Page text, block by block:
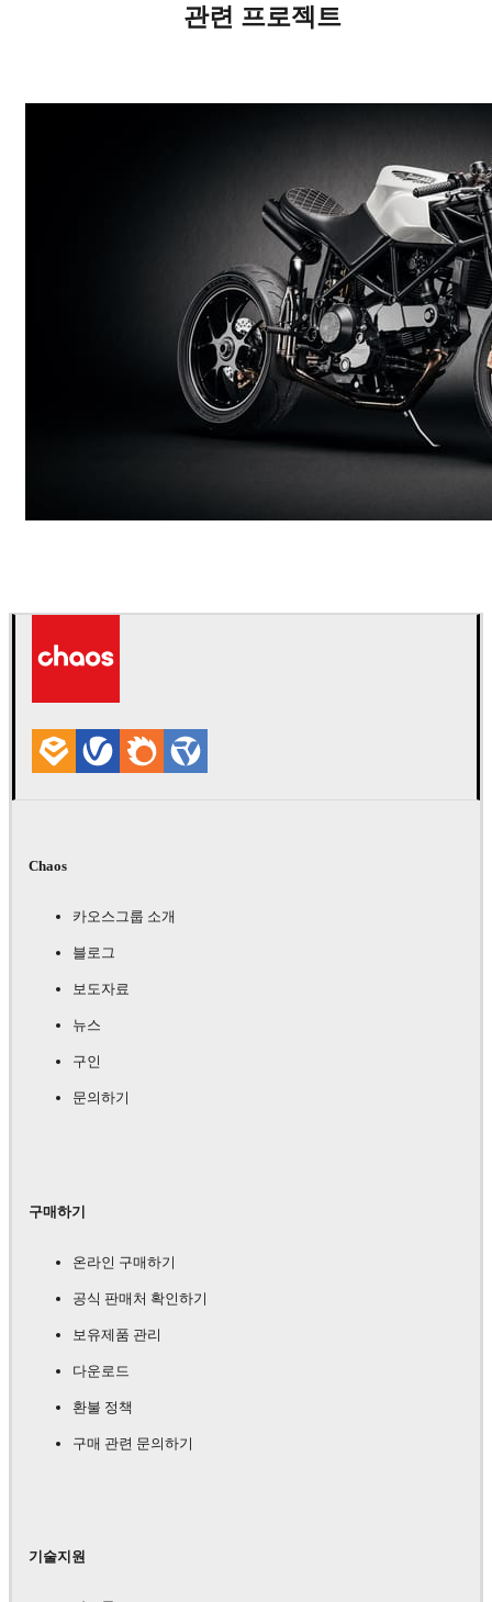
관련 프로젝트
Chaos
카오스그룹 소개
블로그
보도자료
뉴스
구인
문의하기
구매하기
온라인 구매하기
공식 판매처 확인하기
보유제품 관리
다운로드
환불 정책
구매 관련 문의하기
기술지원